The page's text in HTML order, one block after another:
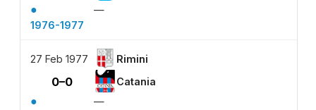
●
—
1976-1977
27 Feb 1977 Rimini
0–0 Catania
●
—